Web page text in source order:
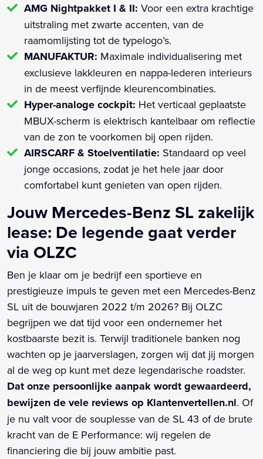
AMG Nightpakket I & II: Voor een extra krachtige
uitstraling met zwarte accenten, van de
raamomlijsting tot de typelogo’s.
MANUFAKTUR: Maximale individualisering met
exclusieve lakkleuren en nappa-lederen interieurs
in de meest verfijnde kleurencombinaties.
Hyper-analoge cockpit: Het verticaal geplaatste
MBUX-scherm is elektrisch kantelbaar om reflectie
van de zon te voorkomen bij open rijden.
AIRSCARF & Stoelventilatie: Standaard op veel
jonge occasions, zodat je het hele jaar door
comfortabel kunt genieten van open rijden.
Jouw Mercedes-Benz SL zakelijk
lease: De legende gaat verder
via OLZC
Ben je klaar om je bedrijf een sportieve en
prestigieuze impuls te geven met een Mercedes-Benz
SL uit de bouwjaren 2022 t/m 2026? Bij OLZC
begrijpen we dat tijd voor een ondernemer het
kostbaarste bezit is. Terwijl traditionele banken nog
wachten op je jaarverslagen, zorgen wij dat jij morgen
al de weg op kunt met deze legendarische roadster.
Dat onze persoonlijke aanpak wordt gewaardeerd,
bewijzen de vele reviews op Klantenvertellen.nl. Of
je nu valt voor de souplesse van de SL 43 of de brute
kracht van de E Performance: wij regelen de
financiering die bij jouw ambitie past.